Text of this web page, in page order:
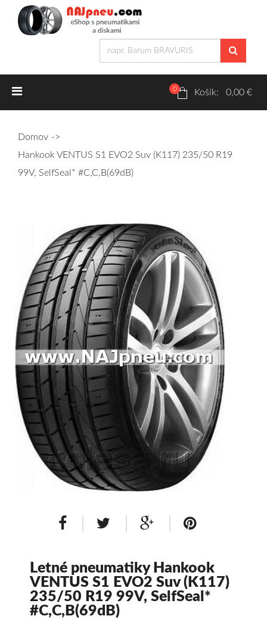
Letné pneumatiky
Dodávkové + malé úžitkové
Osobné/crossover + malé úžitkové
SUV/crossover + OFFRoad-ové
Dodávkové + malé úžitkové
Celoročné pneumatiky
Osobné/crossover + malé úžitkové
SUV/crossover + OFFRoad-ové
Dodávkové + malé úžitkové
Disky
Hliníkové / ALU disky / Elektróny
Puklice na kolesá Kontakt Blog
0 Košík: 0,00 €
Domov
Hankook VENTUS S1 EVO2 Suv (K117) 235/50 R19
99V, SelfSeal* #C,C,B(69dB)
Letné pneumatiky Hankook
VENTUS S1 EVO2 Suv (K117)
235/50 R19 99V, SelfSeal*
#C,C,B(69dB)